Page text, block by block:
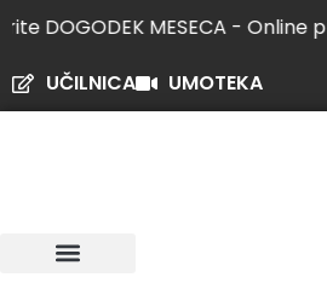
Skip
content
MESECA - Online
UČILNICA
UMOTEKA